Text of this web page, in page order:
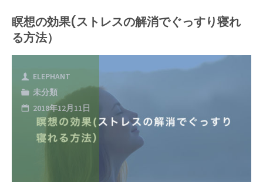
レ
散
｜
健
の
(ス
ト
レ
瞑想の効果(ストレスの解消でぐっすり寝れ
る方法）
ELEPHANT
未分類
2018年12月11日